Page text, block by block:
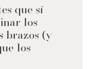
que sí
los
brazos (y
los